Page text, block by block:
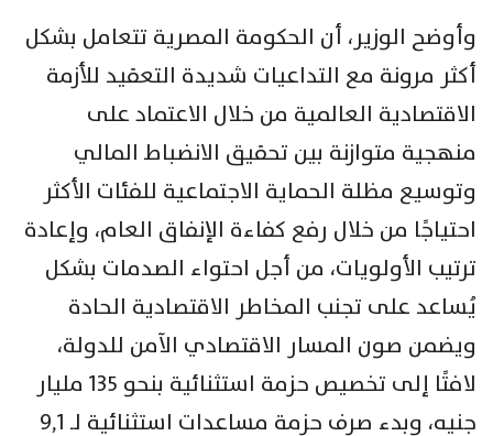
وأوضح الوزير، أن الحكومة المصرية تتعامل بشكل
أكثر مرونة مع التداعيات شديدة التعقيد للأزمة
الاقتصادية العالمية من خلال الاعتماد على
منهجية متوازنة بين تحقيق الانضباط المالي
وتوسيع مظلة الحماية الاجتماعية للفئات الأكثر
احتياجًا من خلال رفع كفاءة الإنفاق العام، وإعادة
ترتيب الأولويات، من أجل احتواء الصدمات بشكل
يُساعد على تجنب المخاطر الاقتصادية الحادة
ويضمن صون المسار الاقتصادي الآمن للدولة،
لافتًا إلى تخصيص حزمة استثنائية بنحو ١٣٥ مليار
جنيه، وبدء صرف حزمة مساعدات استثنائية لـ ٩,١